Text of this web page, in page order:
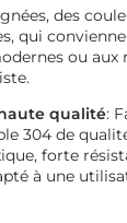
des
qui
ou aux
qualité:
304 de
forte
à une